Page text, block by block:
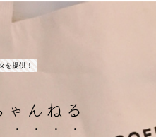
を提供！
んねる